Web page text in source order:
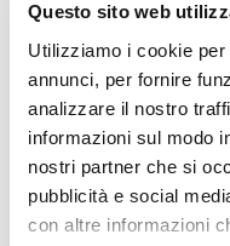
Questo sito web
Utilizziamo i cookie
annunci, per fornire
analizzare il nostro
informazioni sul modo
nostri partner che si
pubblicità e social
con altre informazioni
indizi, piccoli enigmi.
costruiscono. I genitori
dover semplificare le
è pensata su due livelli,
vivere la cultura
adatto a tutti i presenti.
CITYWALKERS: I
MILANO